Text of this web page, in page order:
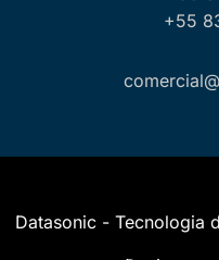
+55
Datasonic - Tecnologia